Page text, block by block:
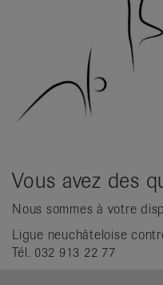
Vous avez des
Nous sommes à votre
Ligue neuchâteloise
Tél. 032 913 22 77